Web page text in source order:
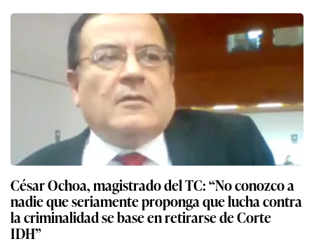
César Ochoa, magistrado del TC: “No conozco a
nadie que seriamente proponga que lucha contra
la criminalidad se base en retirarse de Corte
IDH”